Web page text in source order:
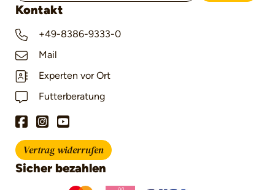
Kontakt
+49-8386-9333-0
Mail
Experten vor Ort
Futterberatung
Vertrag widerrufen
Sicher bezahlen